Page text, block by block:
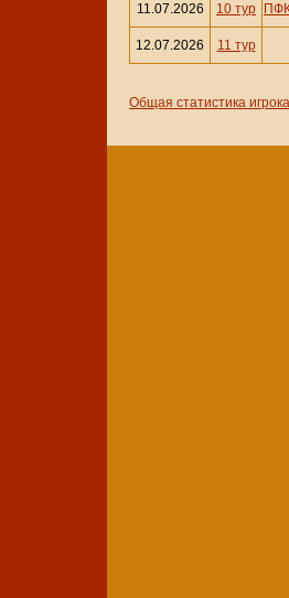
11.07.2026 10 тур
12.07.2026 11 тур
Общая статистика игрока